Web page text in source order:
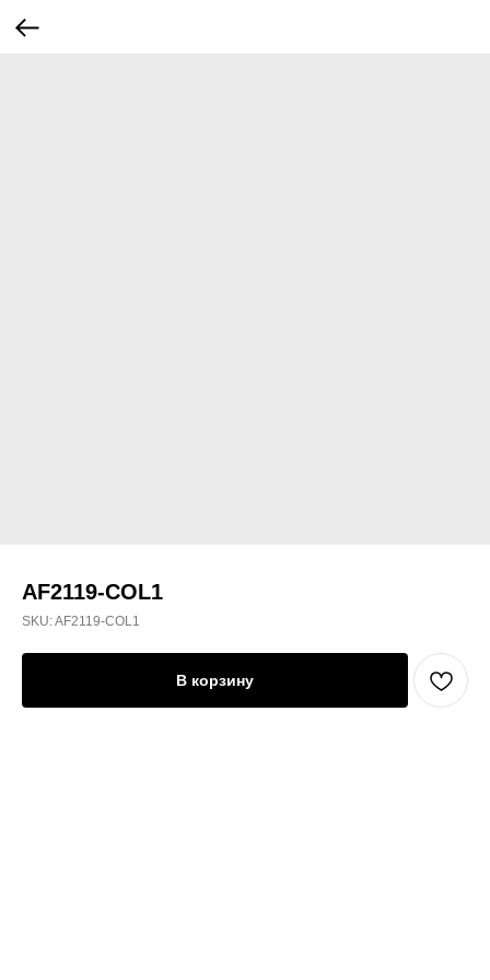
AF2119-COL1
SKU:AF2119-COL1
В корзину